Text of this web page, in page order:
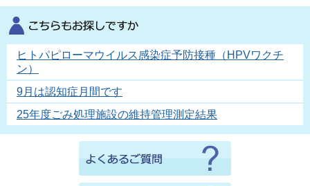
ヒトパピローマウイルス感染症予防接種（HPVワクチ
ン）
9月は認知症月間です
25年度ごみ処理施設の維持管理測定結果